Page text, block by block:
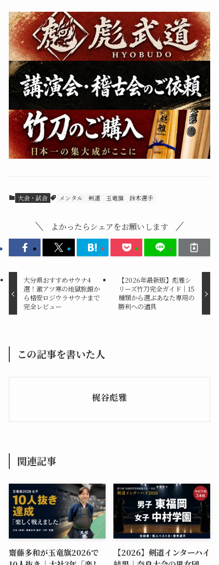
大会・試合 メンタル 剣道 玉竜旗 鈴木選手
よかったらシェアをお願いします
大分県おすすめサウナ4
選！激アツ寒の地獄旅館か
ら格安ロジウラサウナまで
完全レビュー
【2026年最新版】彪雅シ
リーズ竹刀完全ガイド｜15
種類から選ぶあなた専用の
勝利への道具
この記事を書いた人
梶谷彪雅
関連記事
齋藤多和が玉竜旗2026で
【2026】剣道インターハイ